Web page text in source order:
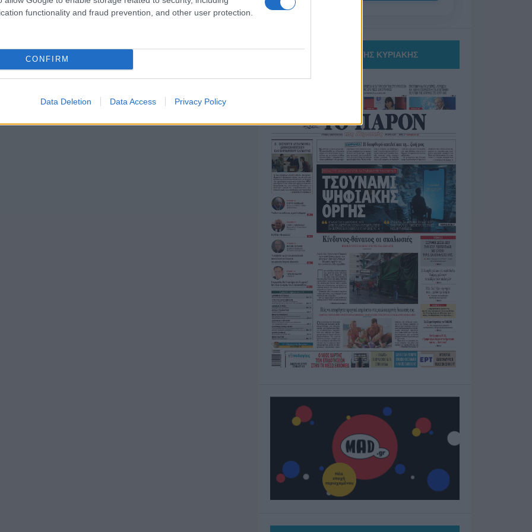
functionality and fraud prevention, and other user protection.
CONFIRM
Data Deletion Data Access Privacy Policy
ΤΟ ΠΑΡΟΝ ΤΗΣ ΚΥΡΙΑΚΗΣ